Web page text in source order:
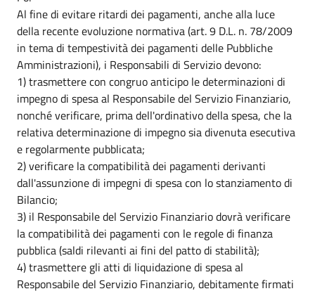
Al fine di evitare ritardi dei pagamenti, anche alla luce
della recente evoluzione normativa (art. 9 D.L. n. 78/2009
in tema di tempestività dei pagamenti delle Pubbliche
Amministrazioni), i Responsabili di Servizio devono:
1) trasmettere con congruo anticipo le determinazioni di
impegno di spesa al Responsabile del Servizio Finanziario,
nonché verificare, prima dell'ordinativo della spesa, che la
relativa determinazione di impegno sia divenuta esecutiva
e regolarmente pubblicata;
2) verificare la compatibilità dei pagamenti derivanti
dall'assunzione di impegni di spesa con lo stanziamento di
Bilancio;
3) il Responsabile del Servizio Finanziario dovrà verificare
la compatibilità dei pagamenti con le regole di finanza
pubblica (saldi rilevanti ai fini del patto di stabilità);
4) trasmettere gli atti di liquidazione di spesa al
Responsabile del Servizio Finanziario, debitamente firmati